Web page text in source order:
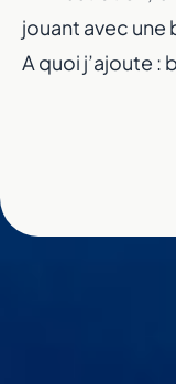
jouant avec une
A quoi j’ajoute :